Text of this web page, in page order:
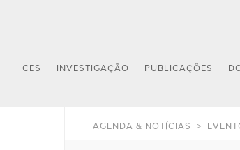
CES INVESTIGAÇÃO PUBLICAÇÕES
AGENDA & NOTÍCIAS